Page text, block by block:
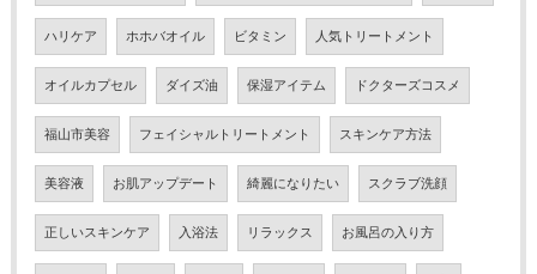
ハリケア ホホバオイル ビタミン 人気トリートメント
オイルカプセル ダイズ油 保湿アイテム ドクターズコスメ
福山市美容 フェイシャルトリートメント スキンケア方法
美容液 お肌アップデート 綺麗になりたい スクラブ洗顔
正しいスキンケア 入浴法 リラックス お風呂の入り方